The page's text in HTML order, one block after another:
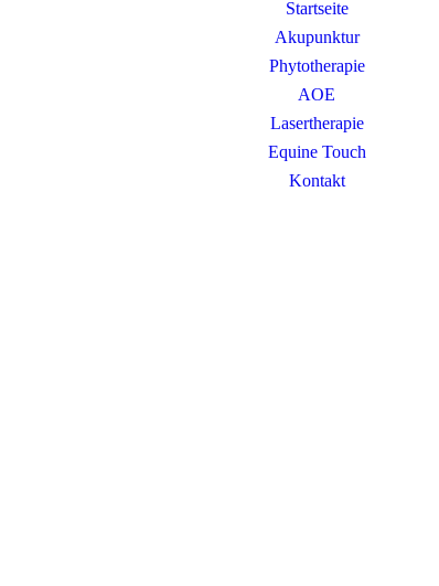
Startseite
Akupunktur
Phytotherapie
AOE
Lasertherapie
Equine Touch
Kontakt